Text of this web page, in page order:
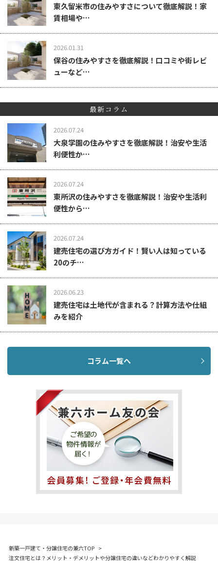
東久留米市の住みやすさについて徹底解説！家
賃相場や…
2026.01.31
保谷の住みやすさを徹底解説！口コミや街レビ
ューなど…
最新コラム
2026.07.24
大泉学園の住みやすさを徹底解説！治安や生活
利便性か…
2026.07.24
東所沢の住みやすさを徹底解説！治安や生活利
便性から…
2026.07.24
建売住宅の選び方ガイド！賢い人は知っている
20のチ…
2026.06.23
建売住宅は土地代が含まれる？計算方法や仕組
みを紹介
コラム一覧へ
新築一戸建て・分譲住宅の兼六TOP >
注文住宅とは？メリット・デメリットや分譲住宅の違いなどわかりやすく解説